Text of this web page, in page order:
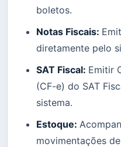
boletos.
Notas Fiscais:
diretamente pelo
SAT Fiscal: Emitir
(CF-e) do SAT
sistema.
Estoque:
movimentações